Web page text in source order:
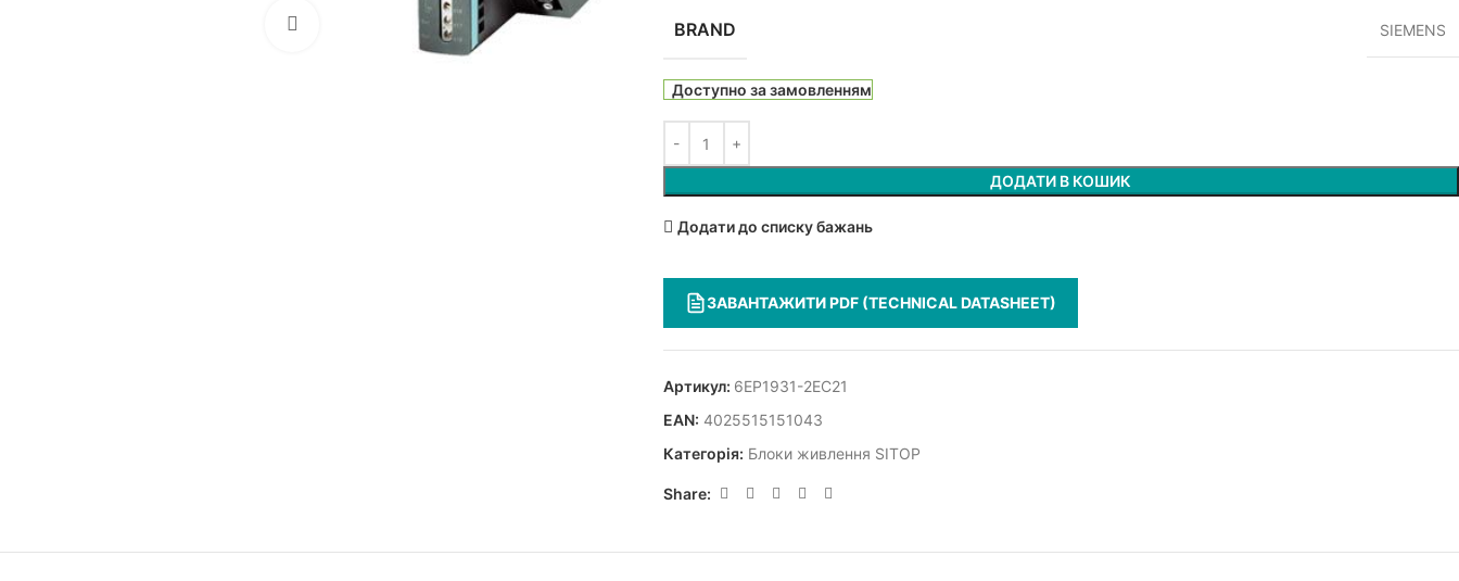
BRAND SIEMENS
Доступно за замовленням
ДОДАТИ В КОШИК
Додати до списку бажань
ЗАВАНТАЖИТИ PDF (TECHNICAL DATASHEET)
EAN: 4025515151043
Артикул: 6EP1931-2EC21
Категорія: Блоки живлення SITOP
Share: